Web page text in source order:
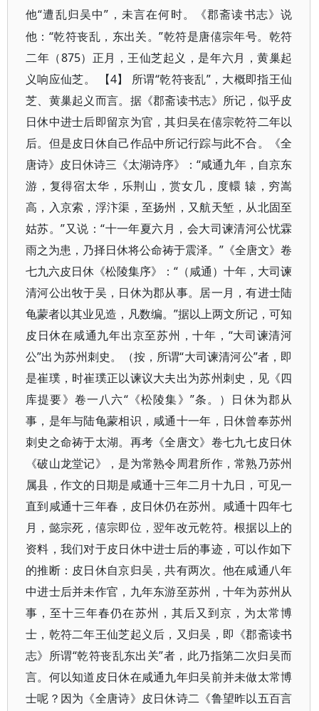
他“遭乱归吴中”，未言在何时。《郡斋读书志》说
他：“乾符丧乱，东出关。”乾符是唐僖宗年号。乾符
二年（875）正月，王仙芝起义，是年六月，黄巢起
义响应仙芝。 【4】 所谓“乾符丧乱”，大概即指王仙
芝、黄巢起义而言。据《郡斋读书志》所记，似乎皮
日休中进士后即留京为官，其归吴在僖宗乾符二年以
后。但是皮日休自己作品中所记行踪与此不合。《全
唐诗》皮日休诗三《太湖诗序》：“咸通九年，自京东
游，复得宿太华，乐荆山，赏女几，度轘 辕，穷嵩
高，入京索，浮汴渠，至扬州，又航天堑，从北固至
姑苏。”又说：“十一年夏六月，会大司谏清河公忧霖
雨之为患，乃择日休将公命祷于震泽。”《全唐文》卷
七九六皮日休《松陵集序》：“（咸通）十年，大司谏
清河公出牧于吴，日休为郡从事。居一月，有进士陆
龟蒙者以其业见造，凡数编。”据以上两文所记，可知
皮日休在咸通九年出京至苏州，十年，“大司谏清河
公”出为苏州刺史。（按，所谓“大司谏清河公”者，即
是崔璞，时崔璞正以谏议大夫出为苏州刺史，见《四
库提要》卷一八六“《松陵集》”条。）日休为郡从
事，是年与陆龟蒙相识，咸通十一年，日休曾奉苏州
刺史之命祷于太湖。再考《全唐文》卷七九七皮日休
《破山龙堂记》，是为常熟令周君所作，常熟乃苏州
属县，作文的日期是咸通十三年二月十九日，可见一
直到咸通十三年春，皮日休仍在苏州。咸通十四年七
月，懿宗死，僖宗即位，翌年改元乾符。根据以上的
资料，我们对于皮日休中进士后的事迹，可以作如下
的推断：皮日休自京归吴，共有两次。他在咸通八年
中进士后并未作官，九年东游至苏州，十年为苏州从
事，至十三年春仍在苏州，其后又到京，为太常博
士，乾符二年王仙芝起义后，又归吴，即《郡斋读书
志》所谓“乾符丧乱东出关”者，此乃指第二次归吴而
言。何以知道皮日休在咸通九年归吴前并未做太常博
士呢？因为《全唐诗》皮日休诗二《鲁望昨以五百言